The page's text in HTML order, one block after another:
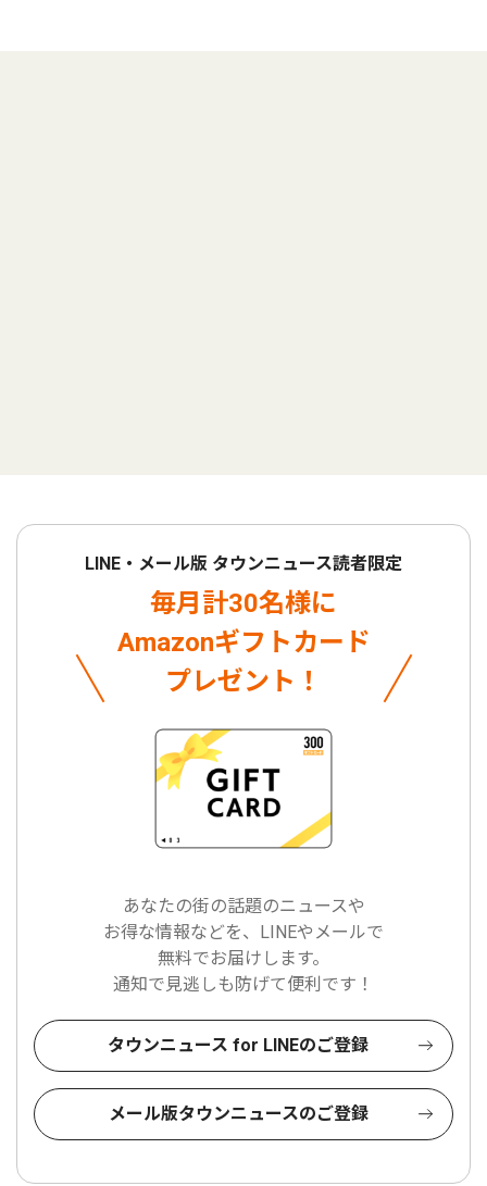
LINE・メール版 タウンニュース読者限定
毎月計30名様に
Amazonギフトカード
プレゼント！
あなたの街の話題のニュースや
お得な情報などを、LINEやメールで
無料でお届けします。
通知で見逃しも防げて便利です！
タウンニュース for LINEのご登録
メール版タウンニュースのご登録